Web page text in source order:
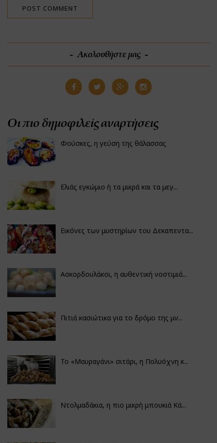
Ακολουθήστε μας
Οι πιο δημοφιλείς αναρτήσεις
Φούσκες, η γεύση της θάλασσας
Ελιάς εγκώμιο ή τα μικρά και τα μεγ...
Εικόνες των μυστηρίων του Δεκαπεντα...
Ασκορδουλάκοι, η αυθεντική νοστιμιά...
Πιτιά κασιώτικα για το δρόμο της μν...
Το «Μαυραγάνι» σιτάρι, η Πολυόχνη κ...
Ντολμαδάκια, η πιο μικρή μπουκιά Κά...